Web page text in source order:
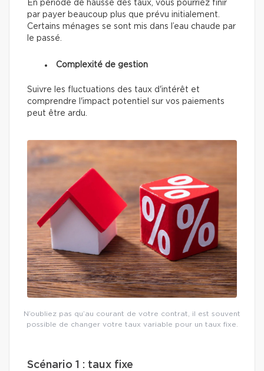
En période de hausse des taux, vous pourriez finir
par payer beaucoup plus que prévu initialement.
Certains ménages se sont mis dans l’eau chaude par
le passé.
Complexité de gestion
Suivre les fluctuations des taux d'intérêt et
comprendre l'impact potentiel sur vos paiements
peut être ardu.
N’oubliez pas qu’au courant de votre contrat, il est souvent
possible de changer votre taux variable pour un taux fixe.
Scénario 1 : taux fixe